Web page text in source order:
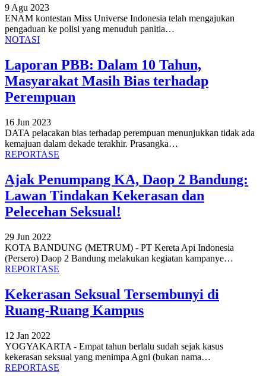
9 Agu 2023
ENAM kontestan Miss Universe Indonesia telah mengajukan
pengaduan ke polisi yang menuduh panitia…
NOTASI
Laporan PBB: Dalam 10 Tahun,
Masyarakat Masih Bias terhadap
Perempuan
16 Jun 2023
DATA pelacakan bias terhadap perempuan menunjukkan tidak ada
kemajuan dalam dekade terakhir. Prasangka…
REPORTASE
Ajak Penumpang KA, Daop 2 Bandung:
Lawan Tindakan Kekerasan dan
Pelecehan Seksual!
29 Jun 2022
KOTA BANDUNG (METRUM) - PT Kereta Api Indonesia
(Persero) Daop 2 Bandung melakukan kegiatan kampanye…
REPORTASE
Kekerasan Seksual Tersembunyi di
Ruang-Ruang Kampus
12 Jan 2022
YOGYAKARTA - Empat tahun berlalu sudah sejak kasus
kekerasan seksual yang menimpa Agni (bukan nama…
REPORTASE